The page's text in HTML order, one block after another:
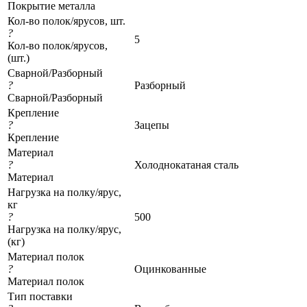
Покрытие металла
Кол-во полок/ярусов, шт.
?
Кол-во полок/ярусов,
(шт.)
5
Сварной/Разборный
?
Сварной/Разборный
Разборный
Крепление
?
Крепление
Зацепы
Материал
?
Материал
Холоднокатаная сталь
Нагрузка на полку/ярус,
кг
?
Нагрузка на полку/ярус,
(кг)
500
Материал полок
?
Материал полок
Оцинкованные
Тип поставки